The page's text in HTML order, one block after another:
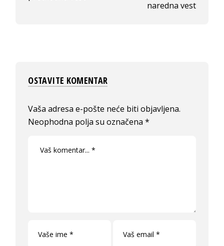
naredna vest
OSTAVITE KOMENTAR
Vaša adresa e-pošte neće biti objavljena.
Neophodna polja su označena*